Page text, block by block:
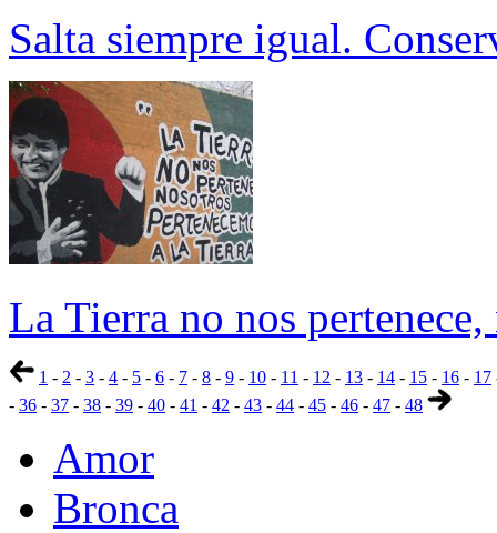
Salta siempre igual.
La Tierra no nos
1 - 2 - 3 - 4 - 5 - 6 - 7 - 8 - 9 - 10 - 11 - 12 - 13 - 14 - 15 - 16 - 17
- 36 - 37 - 38 - 39 - 40 - 41 - 42 - 43 - 44 - 45 - 46 - 47 - 48
Amor
Bronca